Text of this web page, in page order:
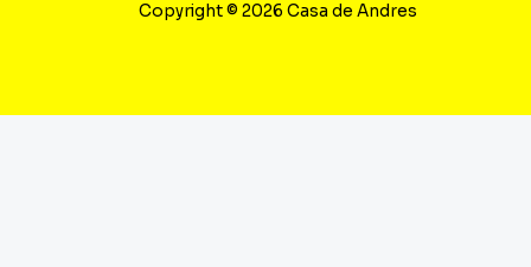
Copyright © 2026 Casa de Andres